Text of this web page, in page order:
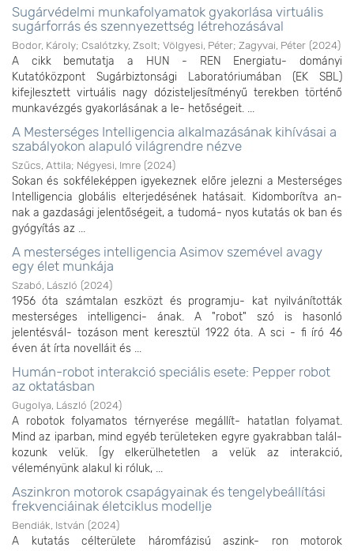
Sugárvédelmi munkafolyamatok gyakorlása virtuális
sugárforrás és szennyezettség létrehozásával
Bodor, Károly; Csalótzky, Zsolt; Völgyesi, Péter; Zagyvai, Péter (2024)
A cikk bemutatja a HUN - REN Energiatu- dományi
Kutatóközpont Sugárbiztonsági Laboratóriumában (EK SBL)
kifejlesztett virtuális nagy dózisteljesítményű terekben történő
munkavézgés gyakorlásának a le- hetőségeit. ...
A Mesterséges Intelligencia alkalmazásának kihívásai a
szabályokon alapuló világrendre nézve
Szűcs, Attila; Négyesi, Imre (2024)
Sokan és sokféleképpen igyekeznek előre jelezni a Mesterséges
Intelligencia globális elterjedésének hatásait. Kidomborítva an-
nak a gazdasági jelentőségeit, a tudomá- nyos kutatás ok ban és
gyógyítás az ...
A mesterséges intelligencia Asimov szemével avagy
egy élet munkája
Szabó, László (2024)
1956 óta számtalan eszközt és programju- kat nyilvánították
mesterséges intelligenci- ának. A "robot" szó is hasonló
jelentésvál- tozáson ment keresztül 1922 óta. A sci - fi író 46
éven át írta novelláit és ...
Humán-robot interakció speciális esete: Pepper robot
az oktatásban
Gugolya, László (2024)
A robotok folyamatos térnyerése megállít- hatatlan folyamat.
Mind az iparban, mind egyéb területeken egyre gyakrabban talál-
kozunk velük. Így elkerülhetetlen a velük az interakció,
véleményünk alakul ki róluk, ...
Aszinkron motorok csapágyainak és tengelybeállítási
frekvenciáinak életciklus modellje
Bendiák, István (2024)
A kutatás célterülete háromfázisú aszink- ron motorok